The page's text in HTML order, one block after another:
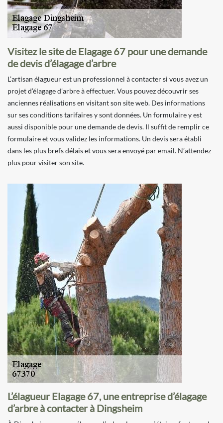
Visitez le site de Elagage 67 pour une demande
de devis d’élagage d’arbre
L’artisan élagueur est un professionnel à contacter si vous avez un
projet d’élagage d’arbre à effectuer. Vous pouvez découvrir ses
anciennes réalisations en visitant son site web. Des informations
sur ses conditions tarifaires y sont données. Un formulaire y est
aussi disponible pour une demande de devis. Il suffit de remplir ce
formulaire et vous validez les informations. Un devis sera établi
dans les plus brefs délais et vous sera envoyé par email. N’attendez
plus pour visiter son site.
L’élagueur Elagage 67, une entreprise d’élagage
d’arbre à contacter à Dingsheim